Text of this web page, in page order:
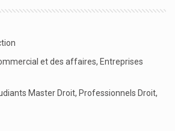
et des affaires, Entreprises
Master Droit, Professionnels Droit,